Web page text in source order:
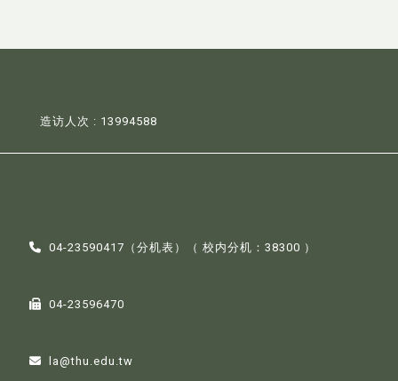
造访人次 : 13994588
04-23590417（分机表 ）（ 校内分机：38300 ）
04-23596470
la@thu.edu.tw